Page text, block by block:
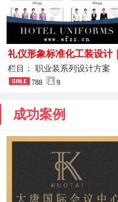
礼仪形象标准化工装设计｜
高端服务业仪态塑造专属职
业装系列
栏目： 职业装系列设计方案
788 9
成功案例